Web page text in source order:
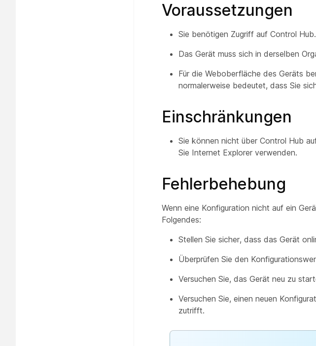
Voraussetzungen
Sie benötigen Zugriff auf Control Hub.
Das Gerät muss sich in derselben
Für die Weboberfläche des Geräts
normalerweise bedeutet, dass Sie
Einschränkungen
Sie können nicht über Control Hub
Sie Internet Explorer verwenden.
Fehlerbehebung
Wenn eine Konfiguration nicht auf ein
Folgendes:
Stellen Sie sicher, dass das Gerät
Überprüfen Sie den
Versuchen Sie, das Gerät neu zu
Versuchen Sie, einen neuen
zutrifft.